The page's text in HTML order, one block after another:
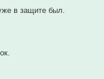
в защите был.